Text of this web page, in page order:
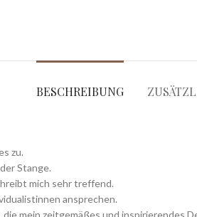
BESCHREIBUNG
zu.
Stange.
mich sehr treffend.
ansprechen.
mein zeitgemäßes und inspirierendes